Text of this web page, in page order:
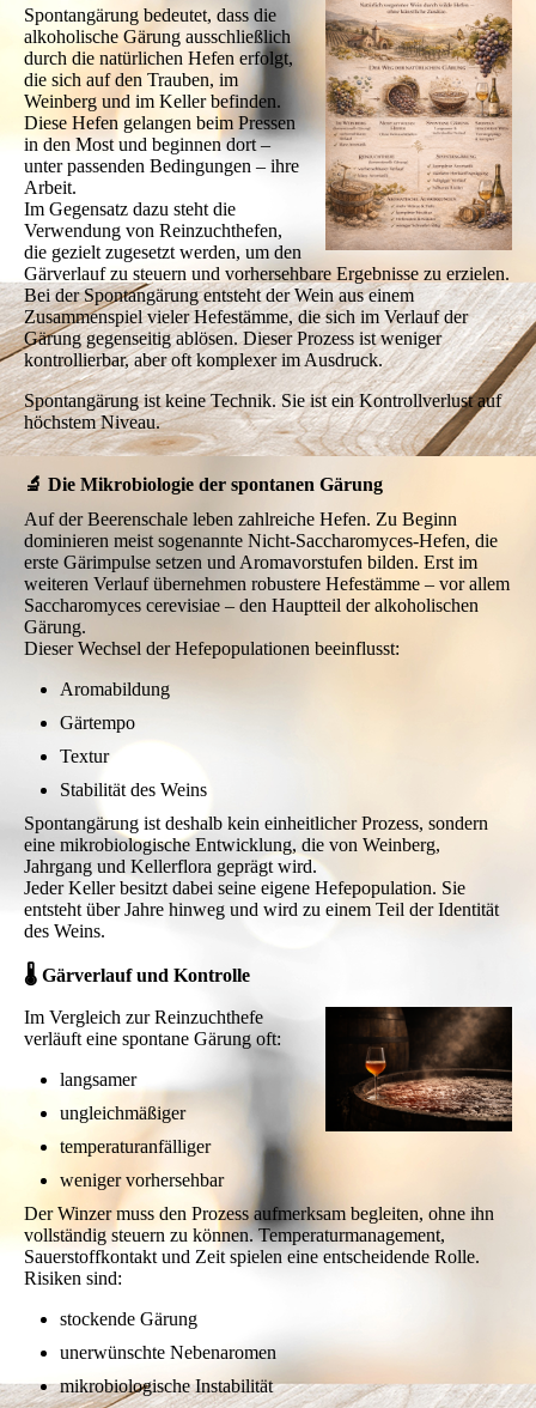
Spontangärung bedeutet, dass die
alkoholische Gärung ausschließlich
durch die natürlichen Hefen erfolgt,
die sich auf den Trauben, im
Weinberg und im Keller befinden.
Diese Hefen gelangen beim Pressen
in den Most und beginnen dort –
unter passenden Bedingungen – ihre
Arbeit.
Im Gegensatz dazu steht die
Verwendung von Reinzuchthefen,
die gezielt zugesetzt werden, um den
Gärverlauf zu steuern und vorhersehbare Ergebnisse zu erzielen.
Bei der Spontangärung entsteht der Wein aus einem
Zusammenspiel vieler Hefestämme, die sich im Verlauf der
Gärung gegenseitig ablösen. Dieser Prozess ist weniger
kontrollierbar, aber oft komplexer im Ausdruck.
Spontangärung ist keine Technik. Sie ist ein Kontrollverlust auf
höchstem Niveau.
🔬 Die Mikrobiologie der spontanen Gärung
Auf der Beerenschale leben zahlreiche Hefen. Zu Beginn
dominieren meist sogenannte Nicht-Saccharomyces-Hefen, die
erste Gärimpulse setzen und Aromavorstufen bilden. Erst im
weiteren Verlauf übernehmen robustere Hefestämme – vor allem
Saccharomyces cerevisiae – den Hauptteil der alkoholischen
Gärung.
Dieser Wechsel der Hefepopulationen beeinflusst:
Aromabildung
Gärtempo
Textur
Stabilität des Weins
Spontangärung ist deshalb kein einheitlicher Prozess, sondern
eine mikrobiologische Entwicklung, die von Weinberg,
Jahrgang und Kellerflora geprägt wird.
Jeder Keller besitzt dabei seine eigene Hefepopulation. Sie
entsteht über Jahre hinweg und wird zu einem Teil der Identität
des Weins.
🌡 Gärverlauf und Kontrolle
Im Vergleich zur Reinzuchthefe
verläuft eine spontane Gärung oft:
langsamer
ungleichmäßiger
temperaturanfälliger
weniger vorhersehbar
Der Winzer muss den Prozess aufmerksam begleiten, ohne ihn
vollständig steuern zu können. Temperaturmanagement,
Sauerstoffkontakt und Zeit spielen eine entscheidende Rolle.
Risiken sind:
stockende Gärung
unerwünschte Nebenaromen
mikrobiologische Instabilität